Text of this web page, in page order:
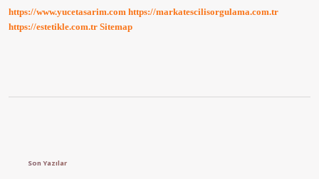
https://www.yucetasarim.com https://markatescilisorgulama.com.tr
https://estetikle.com.tr Sitemap
Son Yazılar